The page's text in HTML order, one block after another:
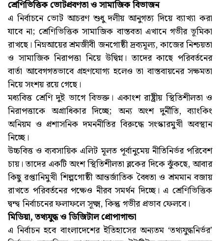
শ্রেণিভিত্তিক ভোটপ্রবণতা ও সামাজিক বিভাজন
এ নির্বাচনে ভোট আচরণ শুধু দলীয় আনুগত্য দিয়ে ব্যাখ্যা করা
যাবে না; শ্রেণিভিত্তিক সামাজিক বাস্তবতা এখানে গভীর ভূমিকা
রাখছে। নিম্নআয়ের শ্রমজীবী জনগোষ্ঠী দ্রব্যমূল্য, কাজের নিশ্চয়তা
ও সামাজিক নিরাপত্তা নিয়ে উদ্বিগ্ন। তাদের কাছে পরিবর্তনের
বার্তা আবেগগতভাবে গ্রহণযোগ্য হলেও তা বাস্তবায়নের সক্ষমতা
নিয়ে সংশয় রয়ে গেছে।
মধ্যবিত্ত শ্রেণি দুই ভাগে বিভক্ত। একাংশ রাষ্ট্রীয় স্থিতিশীলতা ও
নিরাপত্তাকে অগ্রাধিকার দিচ্ছে; অন্য অংশ দুর্নীতি, ব্যাংকিং
অনিয়ম ও প্রশাসনিক দমননীতির বিরুদ্ধে সংস্কারমুখী অবস্থান
নিচ্ছে।
উচ্চবিত্ত ও ব্যবসায়িক এলিট মূলত পূর্বানুমেয় নীতিনির্ভর পরিবেশ
চায়। তাদের একটি অংশ স্থিতিশীলতা ব্লকের দিকে ঝুঁকছে, আবার
কিছু রপ্তানিমুখী শিল্পগোষ্ঠী আন্তর্জাতিক বৈধতা ও শ্রমমান বজায়
রাখতে পরিবর্তনের পক্ষেও নীরব সমর্থন দিচ্ছে। এ শ্রেণিভিত্তিক
দ্বন্দ্ব নির্বাচনের ফলাফলে সূক্ষ্ম, কিন্তু গভীর প্রভাব ফেলবে।
মিডিয়া, তথ্যযুদ্ধ ও ডিজিটাল প্রোপাগান্ডা
এ নির্বাচন হবে বাংলাদেশের ইতিহাসের অন্যতম ‘তথ্যযুদ্ধনির্ভর’